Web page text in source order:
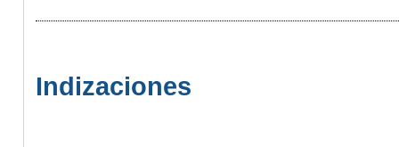
Indizaciones